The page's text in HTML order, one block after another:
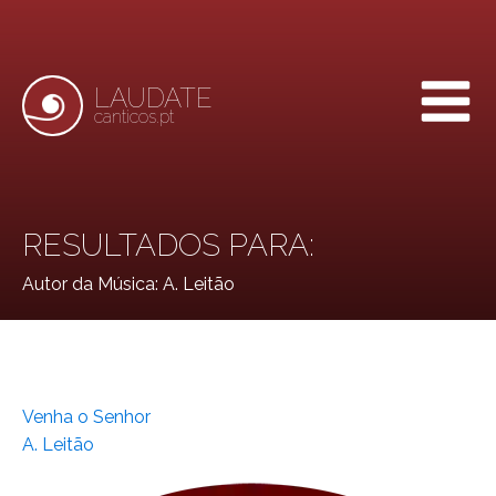
LAUDATE
canticos.pt
RESULTADOS PARA:
Autor da Música: A. Leitão
Venha o Senhor
A. Leitão